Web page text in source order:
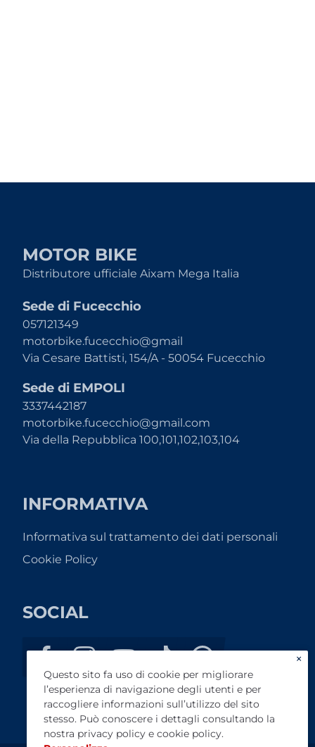
MOTOR BIKE
Distributore ufficiale Aixam Mega Italia
Sede di Fucecchio
057121349
motorbike.fucecchio@gmail
Via Cesare Battisti, 154/A - 50054 Fucecchio
Sede di EMPOLI
3337442187
motorbike.fucecchio@gmail.com
Via della Repubblica 100,101,102,103,104
INFORMATIVA
Informativa sul trattamento dei dati personali
Cookie Policy
SOCIAL
×
Questo sito fa uso di cookie per migliorare
l’esperienza di navigazione degli utenti e per
raccogliere informazioni sull’utilizzo del sito
stesso. Può conoscere i dettagli consultando la
nostra privacy policy e cookie policy.